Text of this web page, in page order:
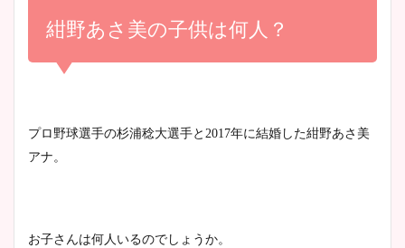
宇賀神メグアナのニット画像
め！足が美脚でニット衣装も
かわいい！
清水麻椰アナのかわいい画
紺野あさ美の子供は何人？
プロ野球選手の杉浦稔大選手と2017年に結婚した紺野あさ美
アナ。
お子さんは何人いるのでしょうか。